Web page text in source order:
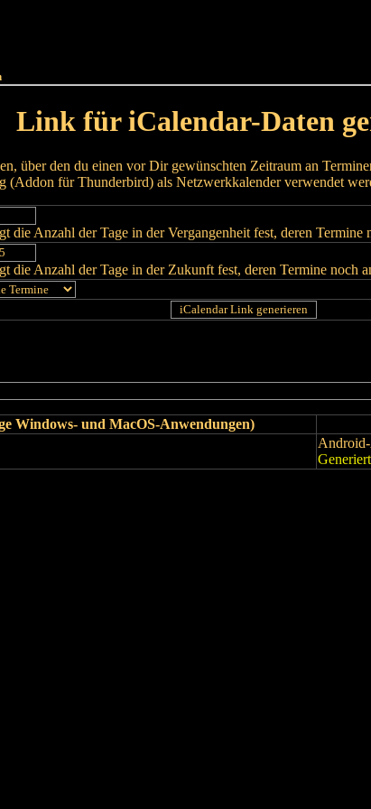
Link für iCalendar-Daten
über den du einen vor Dir gewünschten Zeitraum an
für Thunderbird) als Netzwerkkalender verwendet
die Anzahl der Tage in der Vergangenheit fest, deren Termine
die Anzahl der Tage in der Zukunft fest, deren Termine noch
Windows- und MacOS-Anwendungen)